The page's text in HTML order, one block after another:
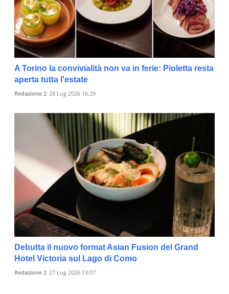
A Torino la convivialità non va in ferie: Pioletta resta
aperta tutta l'estate
Redazione 2 28 Lug 2026 16:29
Debutta il nuovo format Asian Fusion del Grand
Hotel Victoria sul Lago di Como
Redazione 2 27 Lug 2026 13:07